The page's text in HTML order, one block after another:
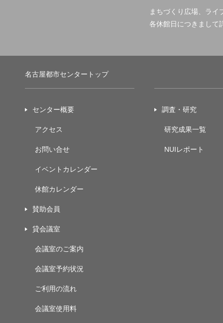
まちづくり広場、ライ
各休館日につきまして
名古屋都市センタートップ
センター概要
アクセス
お問い合せ
イベントカレンダー
休館カレンダー
賛助会員
貸会議室
会議室のご案内
会議室予約状況
ご利用の流れ
会議室使用料
調査・研究
研究成果一覧
NUIレポート